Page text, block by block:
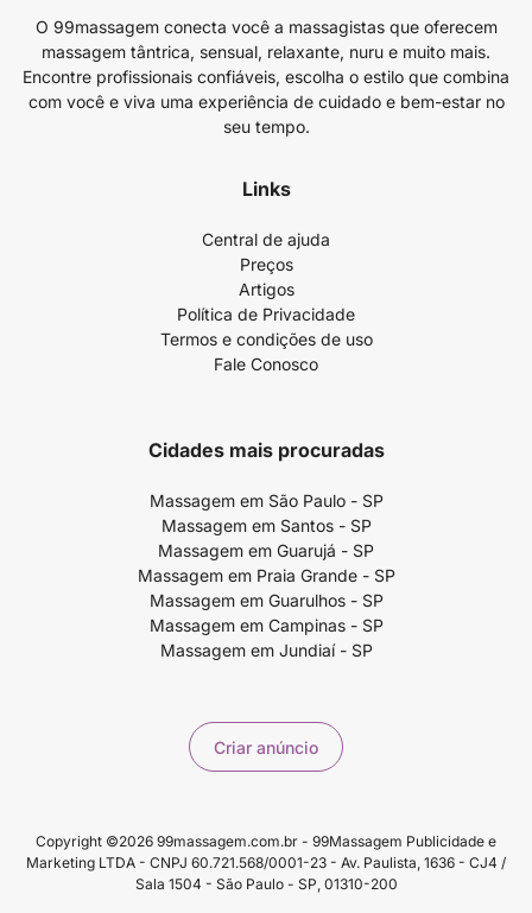
O 99massagem conecta você a massagistas que oferecem
massagem tântrica, sensual, relaxante, nuru e muito mais.
Encontre profissionais confiáveis, escolha o estilo que combina
com você e viva uma experiência de cuidado e bem-estar no
seu tempo.
Links
Central de ajuda
Preços
Artigos
Política de Privacidade
Termos e condições de uso
Fale Conosco
Cidades mais procuradas
Massagem em São Paulo - SP
Massagem em Santos - SP
Massagem em Guarujá - SP
Massagem em Praia Grande - SP
Massagem em Guarulhos - SP
Massagem em Campinas - SP
Massagem em Jundiaí - SP
Criar anúncio
Copyright ©2026 99massagem.com.br - 99Massagem Publicidade e
Marketing LTDA - CNPJ 60.721.568/0001-23 - Av. Paulista, 1636 - CJ4 /
Sala 1504 - São Paulo - SP, 01310-200